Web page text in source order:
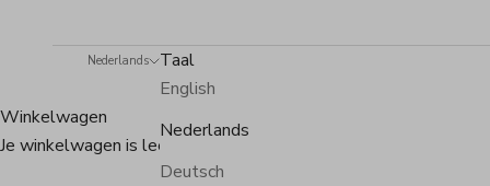
Nederlands
Taal
English
Nederlands
Deutsch
Winkelwagen
Je winkelwagen is leeg